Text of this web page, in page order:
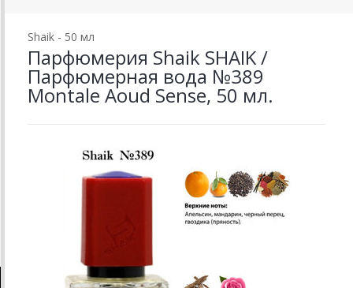
Shaik - 50 мл
Парфюмерия Shaik SHAIK /
Парфюмерная вода №389
Montale Aoud Sense, 50 мл.